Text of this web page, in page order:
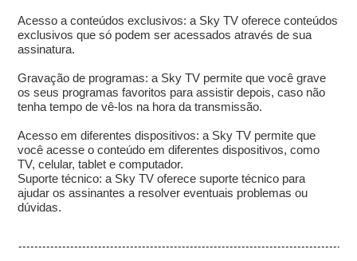
Acesso a conteúdos exclusivos: a Sky TV oferece conteúdos
exclusivos que só podem ser acessados através de sua
assinatura.
Gravação de programas: a Sky TV permite que você grave
os seus programas favoritos para assistir depois, caso não
tenha tempo de vê-los na hora da transmissão.
Acesso em diferentes dispositivos: a Sky TV permite que
você acesse o conteúdo em diferentes dispositivos, como
TV, celular, tablet e computador.
Suporte técnico: a Sky TV oferece suporte técnico para
ajudar os assinantes a resolver eventuais problemas ou
dúvidas.